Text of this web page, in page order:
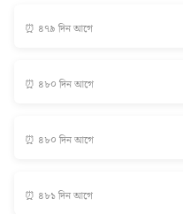
⏰ ৪৭৯ দিন আগে
⏰ ৪৮০ দিন আগে
⏰ ৪৮০ দিন আগে
⏰ ৪৮১ দিন আগে